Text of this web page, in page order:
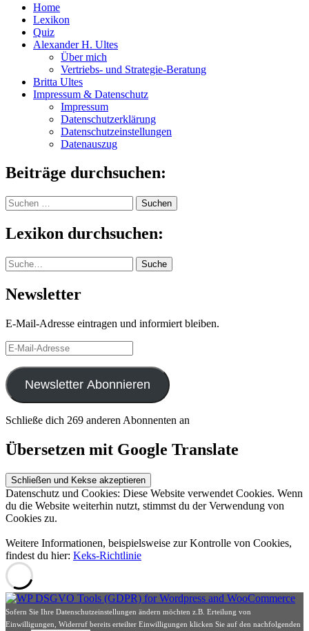
Home
Lexikon
Quiz
Alexander H. Ultes
Über mich
Vertriebs- und Strategie-Beratung
Britta Ultes
Impressum & Datenschutz
Impressum
Datenschutzerklärung
Datenschutzeinstellungen
Datenauszug
Beiträge durchsuchen:
Suchen
nach:
Lexikon durchsuchen:
Suche Suche
Newsletter
E-Mail-Adresse eintragen und informiert bleiben.
E-
Mail-
Adresse
Newsletter Abonnieren
Schließe dich 269 anderen Abonnenten an
Übersetzen mit Google Translate
Datenschutz und Cookies: Diese Website verwendet Cookies. Wenn
du die Website weiterhin nutzt, stimmst du der Verwendung von
Cookies zu.
Weitere Informationen, beispielsweise zur Kontrolle von Cookies,
findest du hier: Keks-Richtlinie
Sofern Sie Ihre Datenschutzeinstellungen ändern möchten z.B. Erteilung von
Einwilligungen, Widerruf bereits erteilter Einwilligungen klicken Sie auf den nachfolgenden